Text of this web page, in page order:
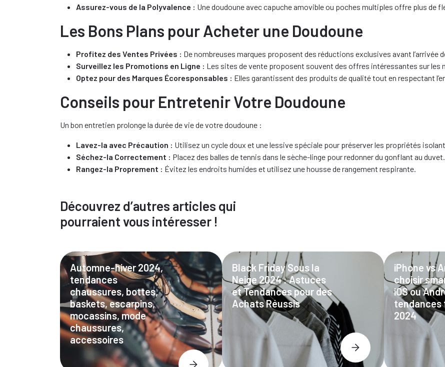
Assurez-vous de la Polyvalence : Une doudoune avec capuche amovible ou poches multiples offre plus de
Les Bons Plans pour Acheter une Doudoune
Profitez des Ventes Privées : De nombreuses marques proposent des réductions exclusives avant l’arrivée
Surveillez les Promotions en Ligne : Les sites de vente proposent souvent des offres intéressantes sur les
Optez pour des Marques Écoresponsables : Elles garantissent des produits de qualité tout en respectant
Conseils pour Entretenir Votre Doudoune
Un bon entretien prolonge la durée de vie de votre doudoune :
Lavez-la avec Précaution : Utilisez un cycle doux et une lessive spéciale pour préserver les propriétés
Séchez-la Correctement : Placez des balles de tennis dans le sèche-linge pour redonner du gonflant au duvet.
Rangez-la Proprement : Évitez les endroits humides et utilisez une housse de rangement respirante.
Découvrez d’autres articles qui
pourraient vous intéresser !
Automne-hiver 2024,
tendances
chaussures, bottes,
baskets, escarpins,
mocassins, mode
chaussures,
accessoires
Black Friday Sous la
Neige 2024 : Astuces
et Tendances pour des
Achats Réussis
iPhone vs
choisir
iOS ou
tendances
2024